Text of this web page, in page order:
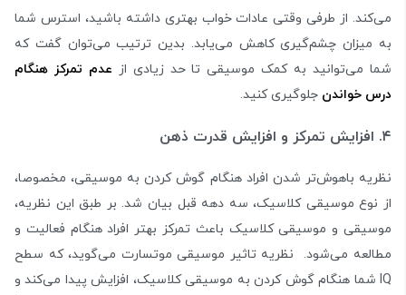
می‌کند. از طرفی وقتی عادات خواب بهتری داشته باشید، استرس شما
به میزان چشم‌گیری کاهش می‌یابد. بدین ترتیب می‌توان گفت که
شما می‌توانید به کمک موسیقی تا حد زیادی از عدم تمرکز هنگام
درس خواندن جلوگیری کنید.
۴. افزایش تمرکز و افزایش قدرت ذهن
نظریه باهوش‌تر شدن افراد هنگام گوش کردن به موسیقی، مخصوصا،
از نوع موسیقی کلاسیک، سه دهه قبل بیان شد. بر طبق این نظریه،
موسیقی و موسیقی کلاسیک باعث تمرکز بهتر افراد هنگام فعالیت و
مطالعه می‌شود. نظریه تاثیر موسیقی موتسارت می‌گوید، که سطح
IQ شما هنگام گوش کردن به موسیقی کلاسیک، افزایش پیدا می‌کند و